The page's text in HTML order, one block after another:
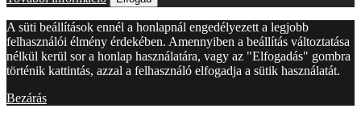
A süti beállítások ennél a honlapnál engedélyezett a legjobb
felhasználói élmény érdekében. Amennyiben a beállítás változtatása
nélkül kerül sor a honlap használatára, vagy az "Elfogadás" gombra
történik kattintás, azzal a felhasználó elfogadja a sütik használatát.
Bezárás